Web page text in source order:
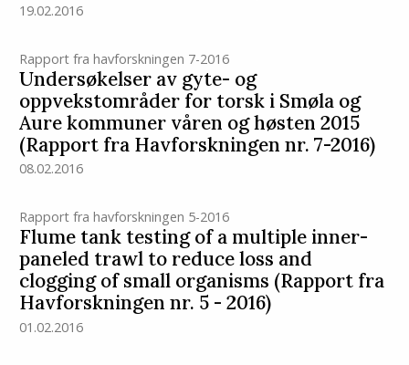
19.02.2016
Rapport fra havforskningen 7-2016
Undersøkelser av gyte- og
oppvekstområder for torsk i Smøla og
Aure kommuner våren og høsten 2015
(Rapport fra Havforskningen nr. 7-2016)
08.02.2016
Rapport fra havforskningen 5-2016
Flume tank testing of a multiple inner-
paneled trawl to reduce loss and
clogging of small organisms (Rapport fra
Havforskningen nr. 5 - 2016)
01.02.2016